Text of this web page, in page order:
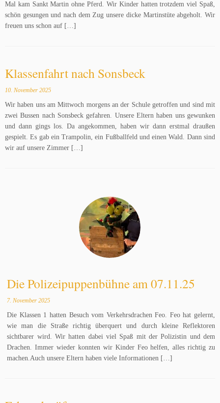
Mal kam Sankt Martin ohne Pferd. Wir Kinder hatten trotzdem viel Spaß,
schön gesungen und nach dem Zug unsere dicke Martinstüte abgeholt. Wir
freuen uns schon auf […]
Klassenfahrt nach Sonsbeck
10. November 2025
Wir haben uns am Mittwoch morgens an der Schule getroffen und sind mit
zwei Bussen nach Sonsbeck gefahren. Unsere Eltern haben uns gewunken
und dann gings los. Da angekommen, haben wir dann erstmal draußen
gespielt. Es gab ein Trampolin, ein Fußballfeld und einen Wald. Dann sind
wir auf unsere Zimmer […]
Die Polizeipuppenbühne am 07.11.25
7. November 2025
Die Klassen 1 hatten Besuch vom Verkehrsdrachen Feo. Feo hat gelernt,
wie man die Straße richtig überquert und durch kleine Reflektoren
sichtbarer wird. Wir hatten dabei viel Spaß mit der Polizistin und dem
Drachen. Immer wieder konnten wir Kinder Feo helfen, alles richtig zu
machen.Auch unsere Eltern haben viele Informationen […]